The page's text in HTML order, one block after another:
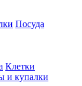
Посуда
Клетки
и купалки